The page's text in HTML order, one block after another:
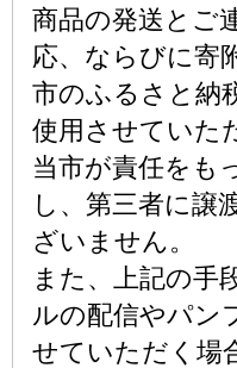
商品の発送とご
応、ならびに寄
市のふるさと納
使用させていた
当市が責任をも
し、第三者に譲
ざいません。
また、上記の手
ルの配信やパン
せていただく場